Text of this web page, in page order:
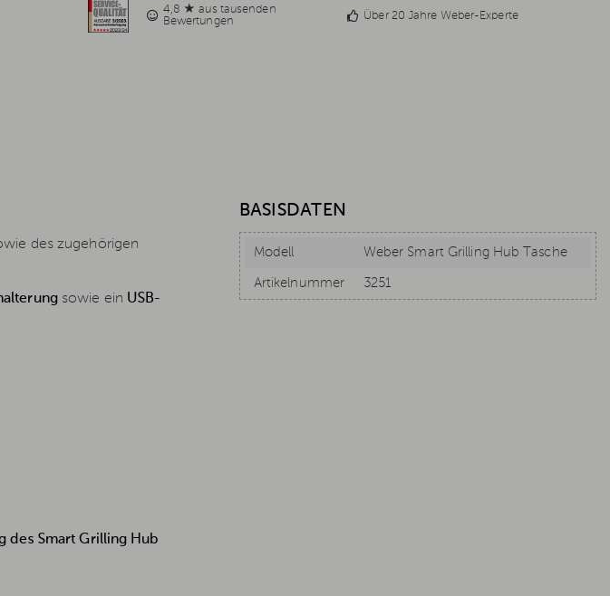
4,8 ★ aus tausenden
Bewertungen
Über 20 Jahre Weber-Experte
des zugehörigen
sowie ein USB-
des Smart Grilling Hub
BASISDATEN
Modell Weber Smart Grilling Hub Tasche
Artikelnummer 3251